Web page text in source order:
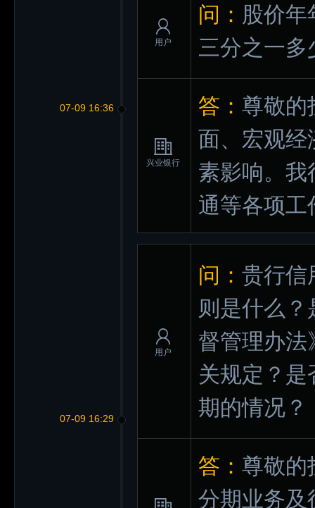
07-09 16:36
用户
问： 股价年
三分之一多
兴业银行
答： 尊敬的
面、宏观经
素影响。我
通等各项工
07-09 16:29
用户
问： 贵行信
则是什么
督管理办法
关规定？
期的情况？
答： 尊敬的
分期业务及